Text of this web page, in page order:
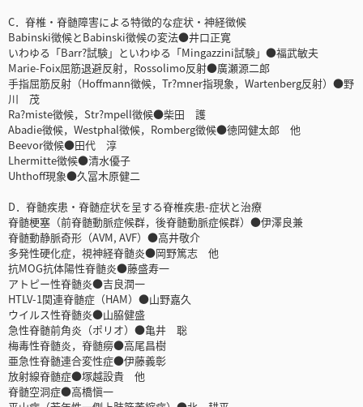
C．脊椎・脊髄障害による特徴的な症状・神経徴候
Babinski徴候とBabinski徴候の変法●井口正寛
いわゆる「Barr?試験」といわゆる「Mingazzini試験」●福武敏夫
Marie-Foix屈筋退避反射，Rossolimo反射●廣瀬源二郎
手指屈筋反射（Hoffmann徴候，Tr?mner指現象，Wartenberg反射）●野
川 茂
Ra?miste徴候，Str?mpell徴候●柴田 護
Abadie徴候，Westphal徴候，Romberg徴候●徳岡健太郎 他
Beevor徴候●田代 淳
Lhermitte徴候●清水優子
Uhthoff現象●久冨木原健二
D．脊髄疾患・脊髄症状を呈する脊椎疾患-症状と治療
脊髄梗塞（前脊髄動脈症候群，後脊髄動脈症候群）●伊澤良兼
脊髄動静脈奇形（AVM, AVF）●高井敬介
多発性硬化症，視神経脊髄炎●岡野篤志 他
抗MOG抗体陽性脊髄炎●藤盛寿一
アトピー性脊髄炎●吉良潤一
HTLV-1関連脊髄症（HAM）●山野嘉久
ウイルス性脊髄炎●山脇健盛
急性脊髄前角炎（ポリオ）●亀井 聡
梅毒性脊髄炎，脊髄癆●高尾昌樹
亜急性脊髄連合変性症●伊藤義彰
放射線脊髄症●塚越設貴 他
脊髄空洞症●高橋愼一